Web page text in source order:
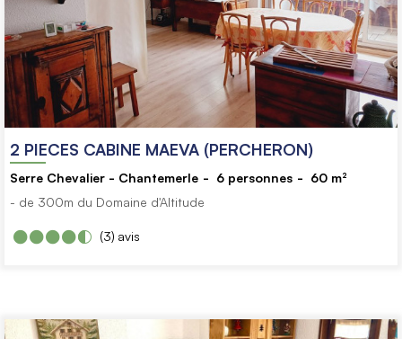
2 PIECES CABINE MAEVA (PERCHERON)
Serre Chevalier - Chantemerle 6 personnes 60 m²
- de 300m du Domaine d'Altitude
avis
(3)